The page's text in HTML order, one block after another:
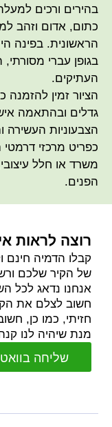
בהירים ורכים
כתום, אדום וזהב
הראשונית. בפינה
בגופן עברי
העתיקים.
גדלים ובהתאמה
הצבעוניות
כפריט מרכזי
משרד או חלל
הפנים.
שליחה
רוצה לראות
קבלו הדמיה חינם
אנחנו נדאג לכל
חשוב לצלם את
חזיתי, כמו כן,
מנת שיהיה לנו